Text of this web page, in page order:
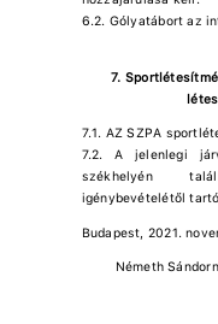
6.2. Gólyatábort az
7.
7.1. AZ SZPA
7.2. A jelenlegi
székhelyén
igénybevételétől
Budapest, 2021.
Németh